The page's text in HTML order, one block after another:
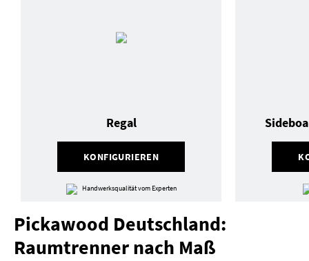
KONFIGURIEREN
Regal
Handwerksqualität vom Experten
Pickawood Deutschland:
Raumtrenner nach Maß